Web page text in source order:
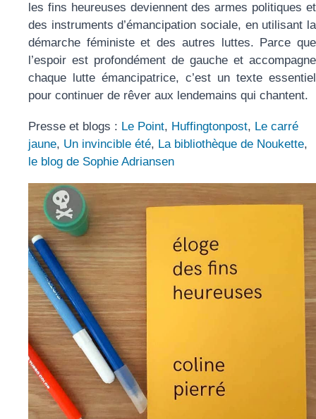
les fins heureuses deviennent des armes politiques et
des instruments d’émancipation sociale, en utilisant la
démarche féministe et des autres luttes. Parce que
l’espoir est profondément de gauche et accompagne
chaque lutte émancipatrice, c’est un texte essentiel
pour continuer de rêver aux lendemains qui chantent.
Presse et blogs : Le Point, Huffingtonpost, Le carré
jaune, Un invincible été, La bibliothèque de Noukette,
le blog de Sophie Adriansen